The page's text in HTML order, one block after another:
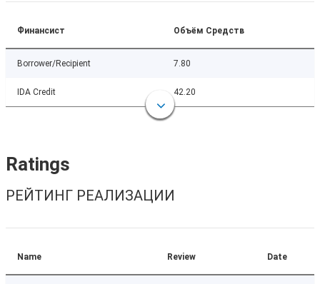
Финансист Объём Средств
Borrower/Recipient 7.80
IDA Credit 42.20
Ratings
РЕЙТИНГ РЕАЛИЗАЦИИ
Name Review Date